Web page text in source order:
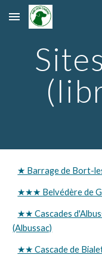
Skip to main content
★ Barrage de Bort-
★★★ Belvédère de
★★ Cascades
(Albussac)
★★ Cascade de